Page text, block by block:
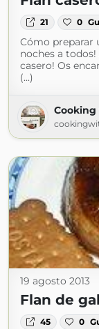
21 0
Cómo preparar
noches a
casero! Os
(...)
19 agosto 2013
Flan de
45 0